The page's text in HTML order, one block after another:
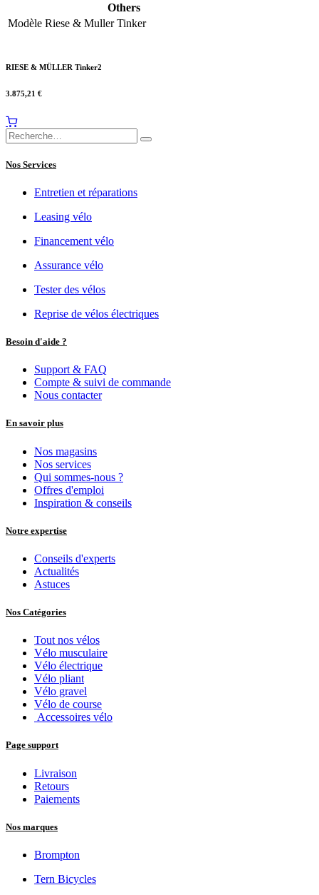
Others
Modèle Riese & Muller Tinker
RIESE & MÜLLER Tinker2
3.875,21 €
Nos Services
Entretien et réparations
Leasing vélo
Financement vélo
Assurance vélo
Tester des vélos
Reprise de vélos électriques
Besoin d'aide ?
Support & FAQ
Compte & suivi de commande
Nous contacter
En savoir plus
Nos magasins
Nos services
Qui sommes-nous ?
Offres d'emploi
Inspiration & conseils
Notre expertise
Conseils d'experts
Actualités
Astuces
Nos Catégories
Tout nos vélos
Vélo musculaire
Vélo électrique
Vélo pliant
Vélo gravel
Vélo de course
Accessoires vélo
Page support
Livraison
Retours
Paiements
Nos marques
Brompton
Tern Bicycles